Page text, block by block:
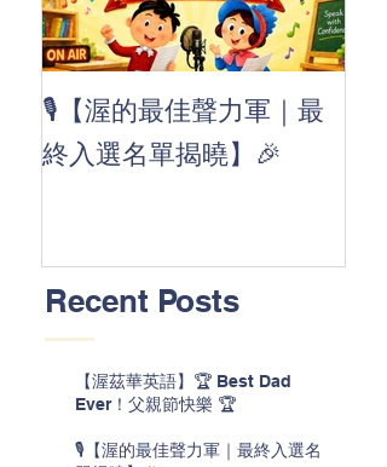
🎙️【渥的最佳聲力軍｜最
終入選名單揭曉】🎉
Recent Posts
【渥茲華英語】🏆 Best Dad
Ever！父親節快樂 🏆
🎙️【渥的最佳聲力軍｜最終入選名